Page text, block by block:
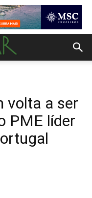
volta a ser
PME líder